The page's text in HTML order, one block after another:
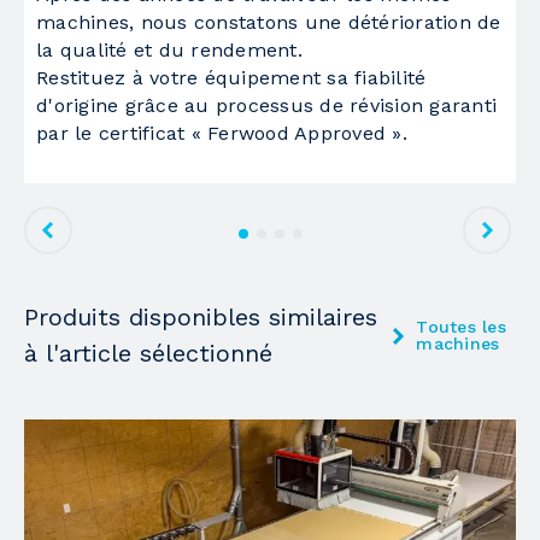
Type de plan de travail
en aluminium
Pompe à vide
Nb pompes
Groupe supérieur
Broches pour perçages horizontaux dans le
sens "X"
machines, nous constatons une détérioration de
la qualité et du rendement.
Restituez à votre équipement sa fiabilité
d'origine grâce au processus de révision garanti
par le certificat « Ferwood Approved ».
Produits disponibles similaires
à l'article sélectionné
Toutes les
machines